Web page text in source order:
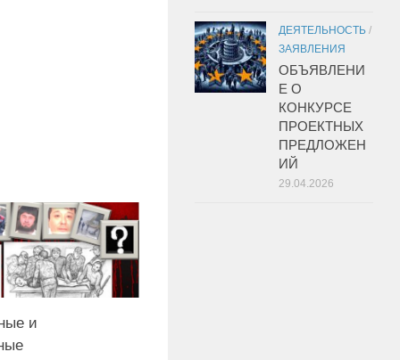
и
ДЕЯТЕЛЬНОСТЬ /
ЗАЯВЛЕНИЯ
ОБЪЯВЛЕНИ
Е О
КОНКУРСЕ
ПРОЕКТНЫХ
ПРЕДЛОЖЕН
ИЙ
29.04.2026